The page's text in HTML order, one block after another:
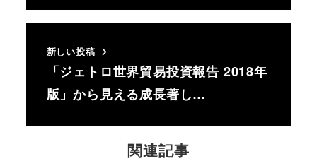
新しい投稿
「ジェトロ世界貿易投資報告 2018年
版」から見える成長著し…
関連記事